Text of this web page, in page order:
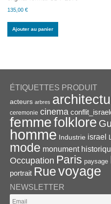
135,00 €
Ajouter au panier
ÉTIQUETTES PRODUIT
acteurs arbres
ceremonie cinema
femmefolklore
homme Industrie israel
mode monument
Occupation Paris paysage
portrait Ruevoyage
NEWSLETTER